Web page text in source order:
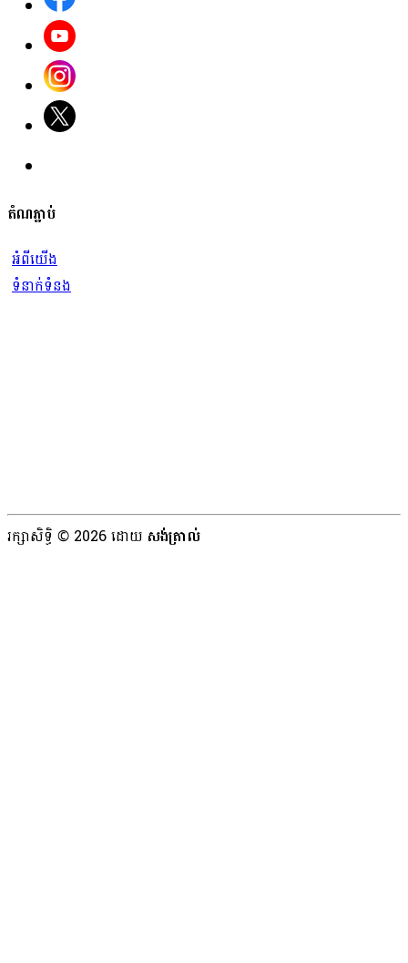
តំណភ្ជាប់
អំពីយើង
ទំនាក់ទំនង
រក្សាសិទ្ធិ © 2026 ដោយ សង់ត្រាល់